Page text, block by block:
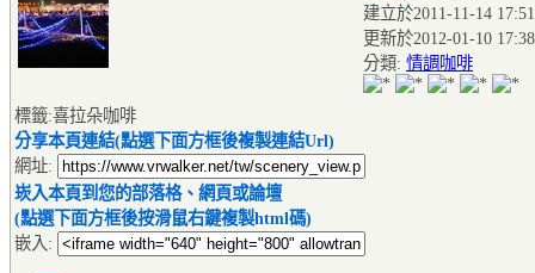
建立於2011-11-14
更新於2012-01-10
分類: 情調咖啡
標籤:喜拉朵咖啡
分享本頁連結(點選下面方框後複製連結Url)
網址:
崁入本頁到您的部落格、網頁或論壇
(點選下面方框後按滑鼠右鍵複製html碼)
嵌入: